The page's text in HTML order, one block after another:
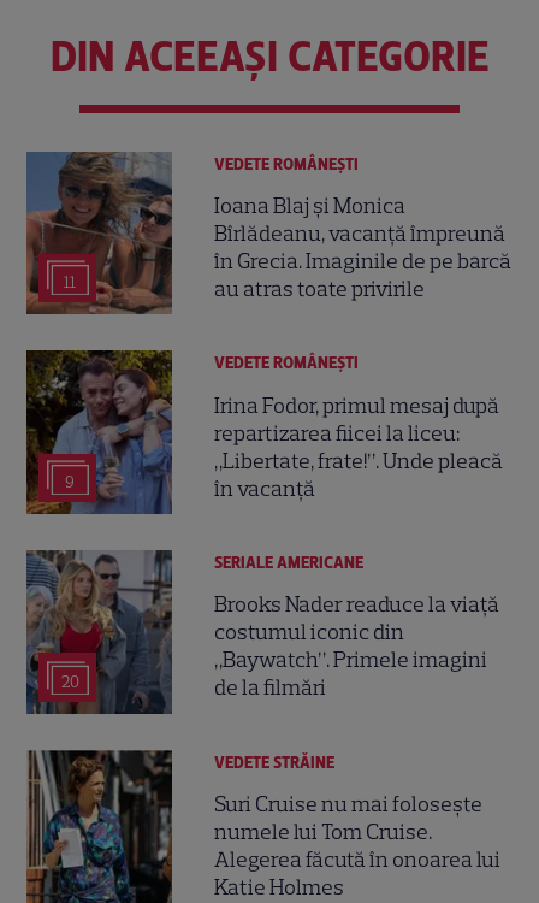
DIN ACEEAȘI CATEGORIE
11
VEDETE ROMÂNEŞTI
Ioana Blaj și Monica
Bîrlădeanu, vacanță împreună
în Grecia. Imaginile de pe barcă
au atras toate privirile
9
VEDETE ROMÂNEŞTI
Irina Fodor, primul mesaj după
repartizarea fiicei la liceu:
„Libertate, frate!”. Unde pleacă
în vacanță
20
SERIALE AMERICANE
Brooks Nader readuce la viață
costumul iconic din
„Baywatch”. Primele imagini
de la filmări
VEDETE STRĂINE
Suri Cruise nu mai folosește
numele lui Tom Cruise.
Alegerea făcută în onoarea lui
Katie Holmes